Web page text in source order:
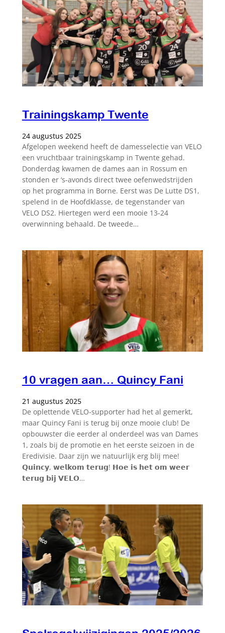
Trainingskamp Twente
24 augustus 2025
Afgelopen weekend heeft de damesselectie van VELO
een vruchtbaar trainingskamp in Twente gehad.
Donderdag kwamen de dames aan in Rossum en
stonden er ‘s-avonds direct twee oefenwedstrijden
op het programma in Borne. Eerst was De Lutte DS1,
spelend in de Hoofdklasse, de tegenstander van
VELO DS2. Hiertegen werd een mooie 13-24
overwinning behaald. De tweede…
10 vragen aan… Quincy Fani
21 augustus 2025
De oplettende VELO-supporter had het al gemerkt,
maar Quincy Fani is terug bij onze mooie club! De
opbouwster die eerder al onderdeel was van Dames
1, zoals bij de promotie en het eerste seizoen in de
Eredivisie. Daar zijn we natuurlijk erg blij mee!
𝗤𝘂𝗶𝗻𝗰𝘆, 𝘄𝗲𝗹𝗸𝗼𝗺 𝘁𝗲𝗿𝘂𝗴! 𝗛𝗼𝗲 𝗶𝘀 𝗵𝗲𝘁 𝗼𝗺 𝘄𝗲𝗲𝗿
𝘁𝗲𝗿𝘂𝗴 𝗯𝗶𝗷 𝗩𝗘𝗟𝗢…